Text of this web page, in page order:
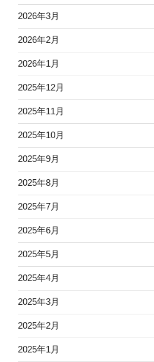
2026年3月
2026年2月
2026年1月
2025年12月
2025年11月
2025年10月
2025年9月
2025年8月
2025年7月
2025年6月
2025年5月
2025年4月
2025年3月
2025年2月
2025年1月